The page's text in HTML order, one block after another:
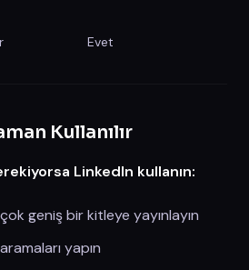
Evet
Kullanılır
LinkedIn kullanın:
geniş bir kitleye yayınlayın
yapın